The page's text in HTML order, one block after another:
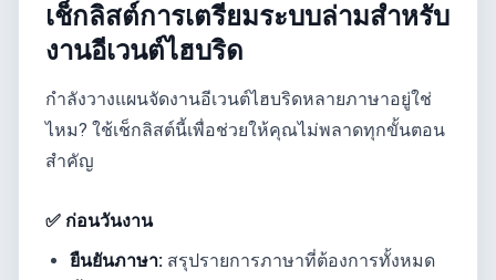
เช็กลิสต์การเตรียมระบบล่ามสำหรับ
งานอีเวนต์ไฮบริด
กำลังวางแผนจัดงานอีเวนต์ไฮบริดหลายภาษาอยู่ใช่
ไหม? ใช้เช็กลิสต์นี้เพื่อช่วยให้คุณไม่พลาดทุกขั้นตอน
สำคัญ
✅ ก่อนวันงาน
ยืนยันภาษา: สรุปรายการภาษาที่ต้องการทั้งหมด